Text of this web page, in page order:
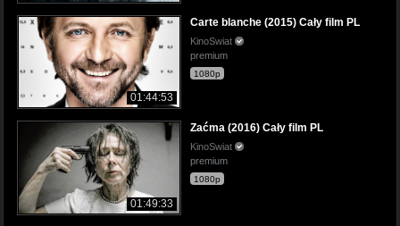
01:44:53
Carte blanche (2015) Cały film PL
KinoSwiat
premium
1080p
01:49:33
Zaćma (2016) Cały film PL
KinoSwiat
premium
1080p